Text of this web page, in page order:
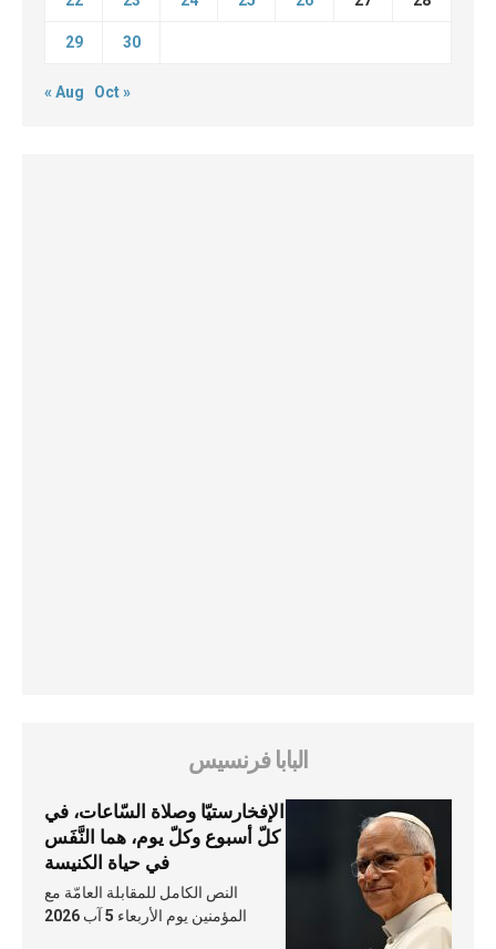
29 30
« Aug Oct »
البابا فرنسيس
الإفخارستيّا وصلاة السّاعات، في
كلّ أسبوع وكلّ يوم، هما النَّفَس
في حياة الكنيسة
النص الكامل للمقابلة العامّة مع
المؤمنين يوم الأربعاء 5 آب 2026